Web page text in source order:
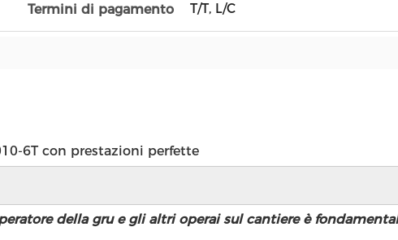
Termini di pagamento T/T, L/C
6T con prestazioni perfette
della gru e gli altri operai sul cantiere è